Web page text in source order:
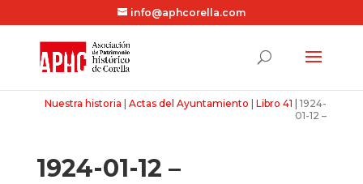
info@aphcorella.com
Nuestra historia |Actas del Ayuntamiento |Libro 41 |1924-
01-12 –
1924-01-12 –